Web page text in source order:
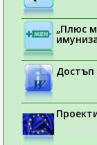
„Плюс